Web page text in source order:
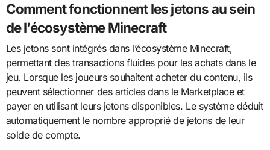
Comment fonctionnent les jetons au sein
de l’écosystème Minecraft
Les jetons sont intégrés dans l’écosystème Minecraft,
permettant des transactions fluides pour les achats dans le
jeu. Lorsque les joueurs souhaitent acheter du contenu, ils
peuvent sélectionner des articles dans le Marketplace et
payer en utilisant leurs jetons disponibles. Le système déduit
automatiquement le nombre approprié de jetons de leur
solde de compte.